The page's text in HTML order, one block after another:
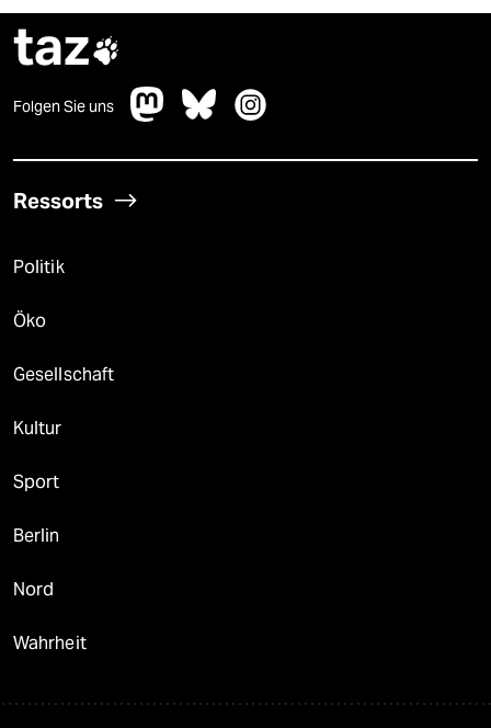
taz
Folgen Sie uns
Ressorts
Politik
Öko
Gesellschaft
Kultur
Sport
Berlin
Nord
Wahrheit